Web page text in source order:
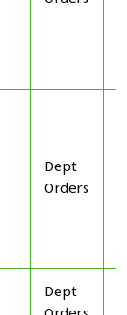
Dept
Orders
Dept